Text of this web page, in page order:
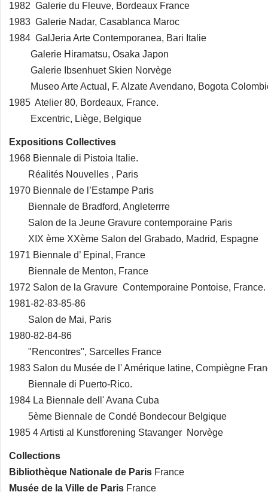
1982 Galerie du Fleuve, Bordeaux France
1983 Galerie Nadar, Casablanca Maroc
1984 GalJeria Arte Contemporanea, Bari Italie
Galerie Hiramatsu, Osaka Japon
Galerie Ibsenhuet Skien Norvège
Museo Arte Actual, F. Alzate Avendano, Bogota
1985 Atelier 80, Bordeaux, France.
Excentric, Liège, Belgique
Expositions Collectives
1968 Biennale di Pistoia Italie.
Réalités Nouvelles , Paris
1970 Biennale de l’Estampe Paris
Biennale de Bradford, Angleterrre
Salon de la Jeune Gravure contemporaine Paris
XIX ème XXème Salon del Grabado, Madrid, Espagne
1971 Biennale d’ Epinal, France
Biennale de Menton, France
1972 Salon de la Gravure Contemporaine Pontoise, France.
1981-82-83-85-86
Salon de Mai, Paris
1980-82-84-86
"Rencontres", Sarcelles France
1983 Salon du Musée de l' Amérique latine, Compiègne
Biennale di Puerto-Rico.
1984 La Biennale dell' Avana Cuba
5ème Biennale de Condé Bondecour Belgique
1985 4 Artisti al Kunstforening Stavanger Norvège
Collections
Bibliothèque Nationale de Paris France
Musée de la Ville de Paris France